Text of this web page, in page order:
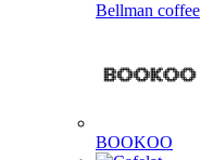
Bellman coffee
BOOKOO